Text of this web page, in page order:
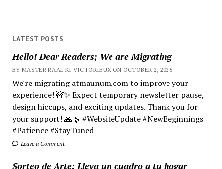
LATEST POSTS
Hello! Dear Readers; We are Migrating
BY MASTER RA'AL KI VICTORIEUX ON OCTOBER 2, 2025
We're migrating atmaunum.com to improve your
experience! 🚧✨ Expect temporary newsletter pause,
design hiccups, and exciting updates. Thank you for
your support! 🙏🌿 #WebsiteUpdate #NewBeginnings
#Patience #StayTuned
Leave a Comment
Sorteo de Arte: Lleva un cuadro a tu hogar